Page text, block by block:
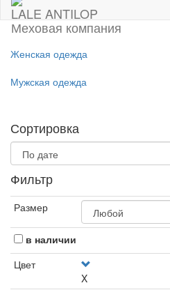
LALE ANTILOP
Меховая компания
Женская одежда
Мужская одежда
Сортировка
Фильтр
Размер
в наличии
Цвет
X